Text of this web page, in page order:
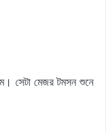
সেটা মেজর টমসন শুনে